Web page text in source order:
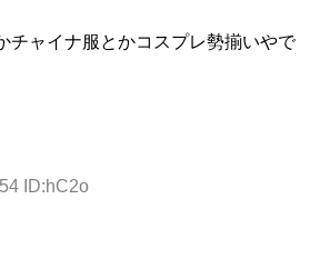
チャイナ服とかコスプレ勢揃いやで
ID:hC2o